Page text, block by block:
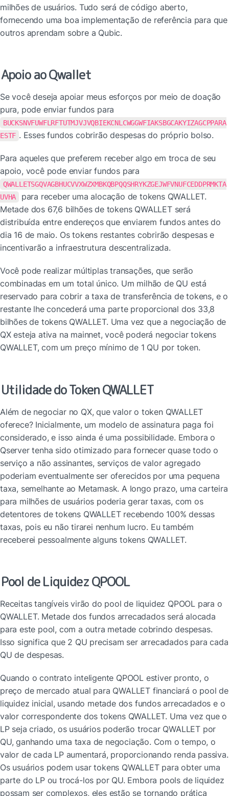
milhões de usuários. Tudo será de código aberto,
fornecendo uma boa implementação de referência para que
outros aprendam sobre a Qubic.
Apoio ao Qwallet
Se você deseja apoiar meus esforços por meio de doação
BUCKSNVFUWFLRFTUTMJVJVQBIEKCNLCWGGWFIAKSBGCAKYIZAGCPPARA
ESTF . Esses fundos cobrirão despesas do próprio bolso.
Para aqueles que preferem receber algo em troca de seu
QWALLETSGQVAGBHUCVVXWZXMBKQBPQQSHRYKZGEJWFVNUFCEDDPRMKTA
UVHA
para receber uma alocação de tokens QWALLET.
Metade dos 67,6 bilhões de tokens QWALLET será
distribuída entre endereços que enviarem fundos antes do
dia 16 de maio. Os tokens restantes cobrirão despesas e
incentivarão a infraestrutura descentralizada.
Você pode realizar múltiplas transações, que serão
combinadas em um total único. Um milhão de QU está
reservado para cobrir a taxa de transferência de tokens, e o
restante lhe concederá uma parte proporcional dos 33,8
bilhões de tokens QWALLET. Uma vez que a negociação de
QX esteja ativa na mainnet, você poderá negociar tokens
QWALLET, com um preço mínimo de 1 QU por token.
Utilidade do Token QWALLET
Além de negociar no QX, que valor o token QWALLET
oferece? Inicialmente, um modelo de assinatura paga foi
considerado, e isso ainda é uma possibilidade. Embora o
Qserver tenha sido otimizado para fornecer quase todo o
serviço a não assinantes, serviços de valor agregado
poderiam eventualmente ser oferecidos por uma pequena
taxa, semelhante ao Metamask. A longo prazo, uma carteira
para milhões de usuários poderia gerar taxas, com os
detentores de tokens QWALLET recebendo 100% dessas
taxas, pois eu não tirarei nenhum lucro. Eu também
receberei pessoalmente alguns tokens QWALLET.
Pool de Liquidez QPOOL
Receitas tangíveis virão do pool de liquidez QPOOL para o
QWALLET. Metade dos fundos arrecadados será alocada
para este pool, com a outra metade cobrindo despesas.
Isso significa que 2 QU precisam ser arrecadados para cada
QU de despesas.
Quando o contrato inteligente QPOOL estiver pronto, o
preço de mercado atual para QWALLET financiará o pool de
liquidez inicial, usando metade dos fundos arrecadados e o
valor correspondente dos tokens QWALLET. Uma vez que o
LP seja criado, os usuários poderão trocar QWALLET por
QU, ganhando uma taxa de negociação. Com o tempo, o
valor de cada LP aumentará, proporcionando renda passiva.
Os usuários podem usar tokens QWALLET para obter uma
parte do LP ou trocá-los por QU. Embora pools de liquidez
possam ser complexos, eles estão se tornando prática